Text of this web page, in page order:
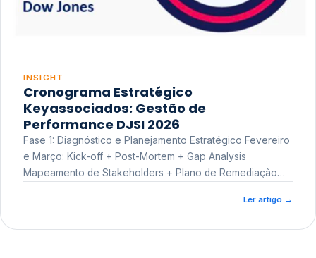
INSIGHT
Cronograma Estratégico
Keyassociados: Gestão de
Performance DJSI 2026
Fase 1: Diagnóstico e Planejamento Estratégico Fevereiro
e Março: Kick-off + Post-Mortem + Gap Analysis
Mapeamento de Stakeholders + Plano de Remediação
Ler artigo →